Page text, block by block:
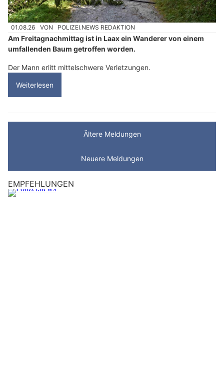
01.08.26 VON POLIZEI.NEWS REDAKTION
Am Freitagnachmittag ist in Laax ein Wanderer von einem
umfallenden Baum getroffen worden.
Der Mann erlitt mittelschwere Verletzungen.
Weiterlesen
Ältere Meldungen
Neuere Meldungen
EMPFEHLUNGEN